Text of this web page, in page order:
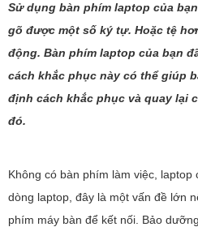
Sử dụng bàn phím laptop của
gõ được một số ký tự. Hoặc tệ
động. Bàn phím laptop của bạn
cách khắc phục này có thể giúp
định cách khắc phục và quay lại
đó.
Không có bàn phím làm việc,
dòng laptop, đây là một vấn đề lớn
phím máy bàn để kết nối. Bảo